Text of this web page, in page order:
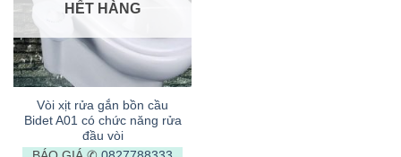
HẾT HÀNG
Vòi xịt rửa gắn bồn cầu
Bidet A01 có chức năng rửa
đầu vòi